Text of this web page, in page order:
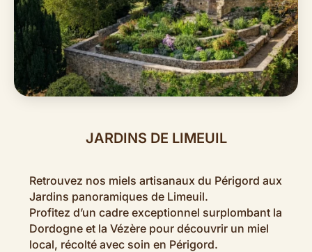
JARDINS DE LIMEUIL
Retrouvez nos miels artisanaux du Périgord aux
Jardins panoramiques de Limeuil.
Profitez d’un cadre exceptionnel surplombant la
Dordogne et la Vézère pour découvrir un miel
local, récolté avec soin en Périgord.